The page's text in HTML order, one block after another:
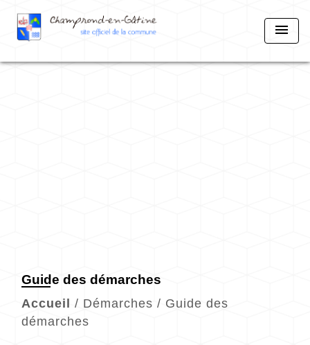
menu
Guide des démarches
Accueil / Démarches / Guide des
démarches